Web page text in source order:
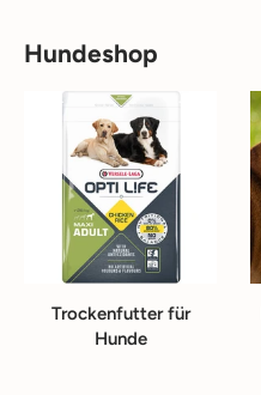
Hundeshop
Trockenfutter für
Hunde